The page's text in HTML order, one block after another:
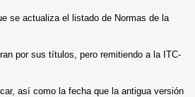
se actualiza el listado de Normas de la
por sus títulos, pero remitiendo a la ITC-
así como la fecha que la antigua versión